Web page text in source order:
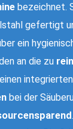
bezeichnet.
gefertigt
ein
an die zu
bei der